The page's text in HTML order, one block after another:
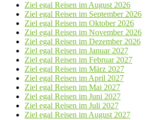
Ziel egal Reisen im August 2026
Ziel egal Reisen im September 2026
Ziel egal Reisen im Oktober 2026
Ziel egal Reisen im November 2026
Ziel egal Reisen im Dezember 2026
Ziel egal Reisen im Januar 2027
Ziel egal Reisen im Februar 2027
Ziel egal Reisen im März 2027
Ziel egal Reisen im April 2027
Ziel egal Reisen im Mai 2027
Ziel egal Reisen im Juni 2027
Ziel egal Reisen im Juli 2027
Ziel egal Reisen im August 2027